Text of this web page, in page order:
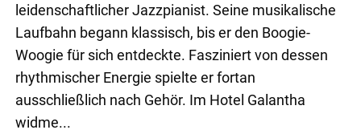
leidenschaftlicher Jazzpianist. Seine musikalische
Laufbahn begann klassisch, bis er den Boogie-
Woogie für sich entdeckte. Fasziniert von dessen
rhythmischer Energie spielte er fortan
ausschließlich nach Gehör. Im Hotel Galantha
widme...